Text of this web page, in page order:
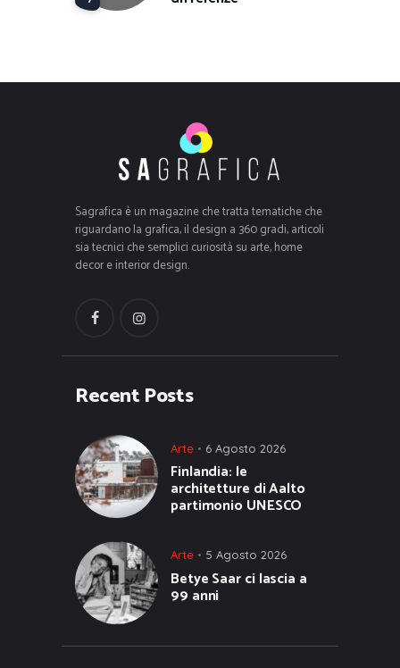
Sagrafica è un magazine che tratta tematiche che
riguardano la grafica, il design a 360 gradi, articoli
sia tecnici che semplici curiosità su arte, home
decor e interior design.
Recent Posts
Arte 6 Agosto 2026
Finlandia: le
architetture di Aalto
partimonio UNESCO
Arte 5 Agosto 2026
Betye Saar ci lascia a
99 anni